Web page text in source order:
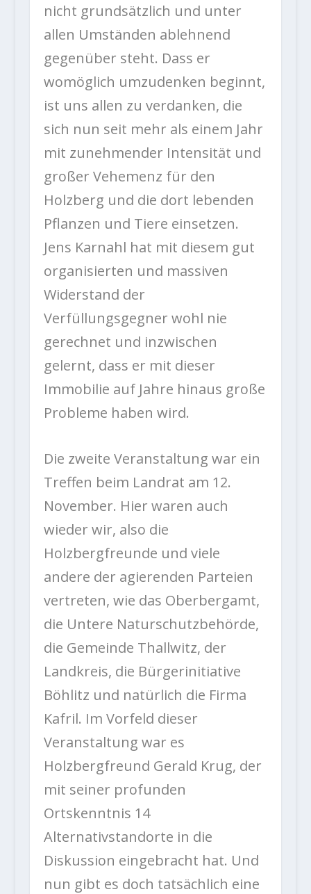
nicht grundsätzlich und unter
allen Umständen ablehnend
gegenüber steht. Dass er
womöglich umzudenken beginnt,
ist uns allen zu verdanken, die
sich nun seit mehr als einem Jahr
mit zunehmender Intensität und
großer Vehemenz für den
Holzberg und die dort lebenden
Pflanzen und Tiere einsetzen.
Jens Karnahl hat mit diesem gut
organisierten und massiven
Widerstand der
Verfüllungsgegner wohl nie
gerechnet und inzwischen
gelernt, dass er mit dieser
Immobilie auf Jahre hinaus große
Probleme haben wird.
Die zweite Veranstaltung war ein
Treffen beim Landrat am 12.
November. Hier waren auch
wieder wir, also die
Holzbergfreunde und viele
andere der agierenden Parteien
vertreten, wie das Oberbergamt,
die Untere Naturschutzbehörde,
die Gemeinde Thallwitz, der
Landkreis, die Bürgerinitiative
Böhlitz und natürlich die Firma
Kafril. Im Vorfeld dieser
Veranstaltung war es
Holzbergfreund Gerald Krug, der
mit seiner profunden
Ortskenntnis 14
Alternativstandorte in die
Diskussion eingebracht hat. Und
nun gibt es doch tatsächlich eine